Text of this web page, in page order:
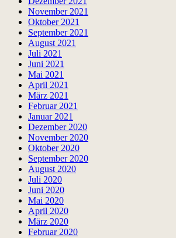
November 2021
Oktober 2021
September 2021
August 2021
Juli 2021
Juni 2021
Mai 2021
April 2021
März 2021
Februar 2021
Januar 2021
Dezember 2020
November 2020
Oktober 2020
September 2020
August 2020
Juli 2020
Juni 2020
Mai 2020
April 2020
März 2020
Februar 2020